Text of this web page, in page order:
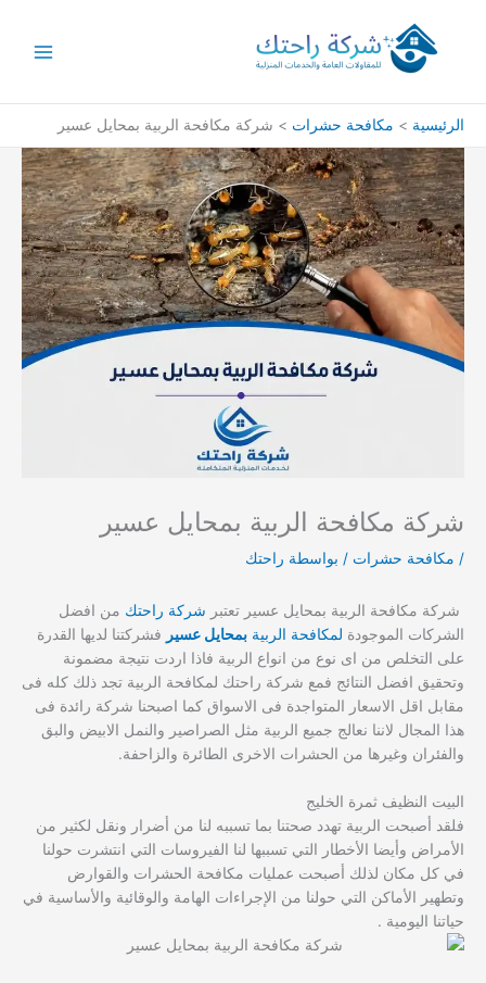
المحتوى
الرئيسية مكافحة حشرات شركة مكافحة الربية بمحايل عسير
شركة مكافحة الربية بمحايل عسير
/ مكافحة حشرات / بواسطة راحتك
شركة مكافحة الربية بمحايل عسير تعتبر شركة راحتك من افضل
الشركات الموجودة لمكافحة الربية بمحايل عسير فشركتنا لديها القدرة
على التخلص من اى نوع من انواع الربية فاذا اردت نتيجة مضمونة
وتحقيق افضل النتائج فمع شركة راحتك لمكافحة الربية تجد ذلك كله فى
مقابل اقل الاسعار المتواجدة فى الاسواق كما اصبحنا شركة رائدة فى
هذا المجال لاننا نعالج جميع الربية مثل الصراصير والنمل الابيض والبق
والفئران وغيرها من الحشرات الاخرى الطائرة والزاحفة.
البيت النظيف ثمرة الخليج
فلقد أصبحت الربية تهدد صحتنا بما تسببه لنا من أضرار ونقل لكثير من
الأمراض وأيضا الأخطار التي تسببها لنا الفيروسات التي انتشرت حولنا
في كل مكان لذلك أصبحت عمليات مكافحة الحشرات والقوارض
وتطهير الأماكن التي حولنا من الإجراءات الهامة والوقائية والأساسية في
حياتنا اليومية .